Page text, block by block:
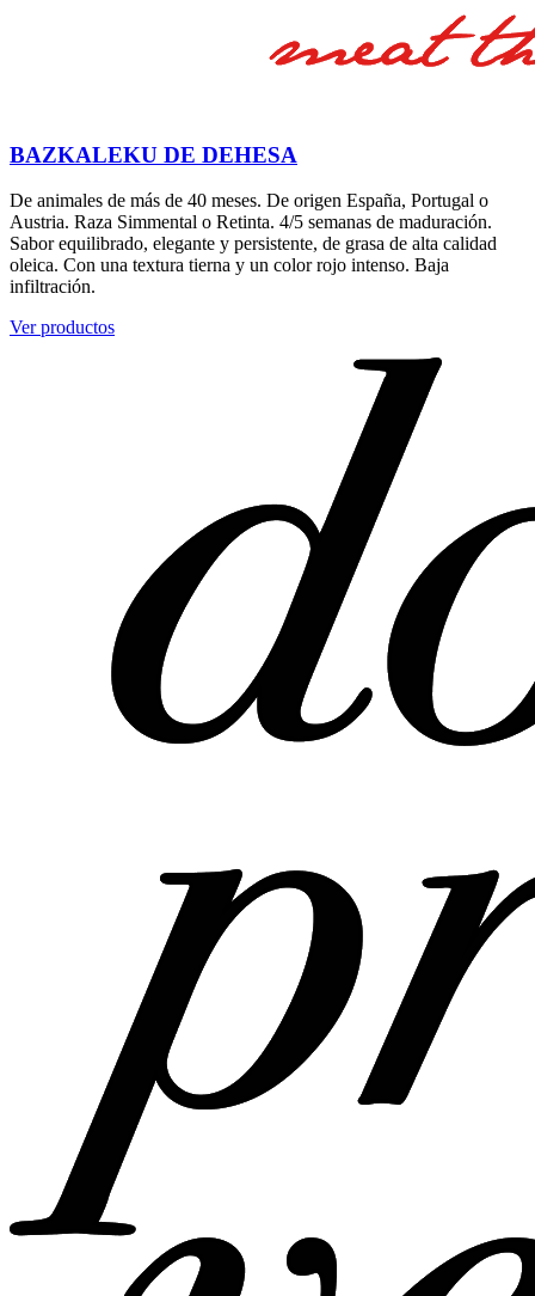
BAZKALEKU DE DEHESA
De animales de más de 40 meses. De origen España, Portugal o
Austria. Raza Simmental o Retinta. 4/5 semanas de maduración.
Sabor equilibrado, elegante y persistente, de grasa de alta calidad
oleica. Con una textura tierna y un color rojo intenso. Baja
infiltración.
Ver productos